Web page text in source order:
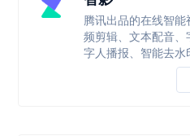
腾讯出品的在线智
频剪辑、文本配音
字人播报、智能去水